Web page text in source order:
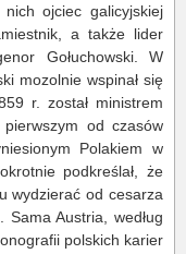
ojciec galicyjskiej
a także lider
Gołuchowski. W
mozolnie wspinał się
r. został ministrem
od czasów
Polakiem w
podkreślał, że
wydzierać od cesarza
Austria, według
polskich karier